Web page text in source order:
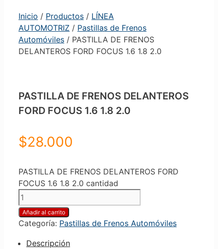
Inicio / Productos / LÍNEA
AUTOMOTRIZ / Pastillas de Frenos
Automóviles / PASTILLA DE FRENOS
DELANTEROS FORD FOCUS 1.6 1.8 2.0
PASTILLA DE FRENOS DELANTEROS
FORD FOCUS 1.6 1.8 2.0
$28.000
PASTILLA DE FRENOS DELANTEROS FORD
FOCUS 1.6 1.8 2.0 cantidad
Añadir al carrito
Categoría: Pastillas de Frenos Automóviles
Descripción